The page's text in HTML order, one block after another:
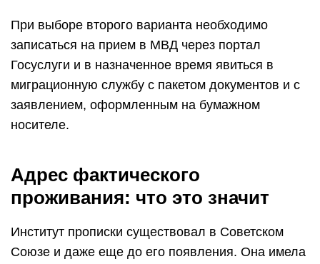
При выборе второго варианта необходимо
записаться на прием в МВД через портал
Госуслуги и в назначенное время явиться в
миграционную службу с пакетом документов и с
заявлением, оформленным на бумажном
носителе.
Адрес фактического
проживания: что это значит
Институт прописки существовал в Советском
Союзе и даже еще до его появления. Она имела